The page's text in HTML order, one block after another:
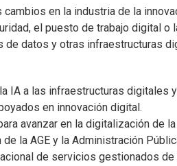
en la industria de la
el puesto de trabajo digital
de datos y otras infraestructuras
IA a las infraestructuras digitales
en innovación digital.
avanzar en la digitalización de la
la AGE y la Administración
de servicios gestionados